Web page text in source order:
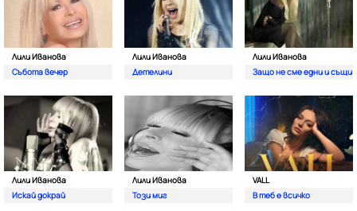
Лили Иванова
Събота вечер
Лили Иванова
Детелини
Лили Иванова
Защо не сме едни и същи
Лили Иванова
Искай докрай
Лили Иванова
Този миг
VALL
В теб е всичко